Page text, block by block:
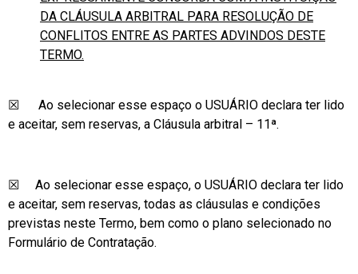
DA CLÁUSULA ARBITRAL PARA RESOLUÇÃO DE
CONFLITOS ENTRE AS PARTES ADVINDOS DESTE
TERMO.
☒ Ao selecionar esse espaço o USUÁRIO declara ter lido
e aceitar, sem reservas, a Cláusula arbitral – 11ª.
☒ Ao selecionar esse espaço, o USUÁRIO declara ter lido
e aceitar, sem reservas, todas as cláusulas e condições
previstas neste Termo, bem como o plano selecionado no
Formulário de Contratação.